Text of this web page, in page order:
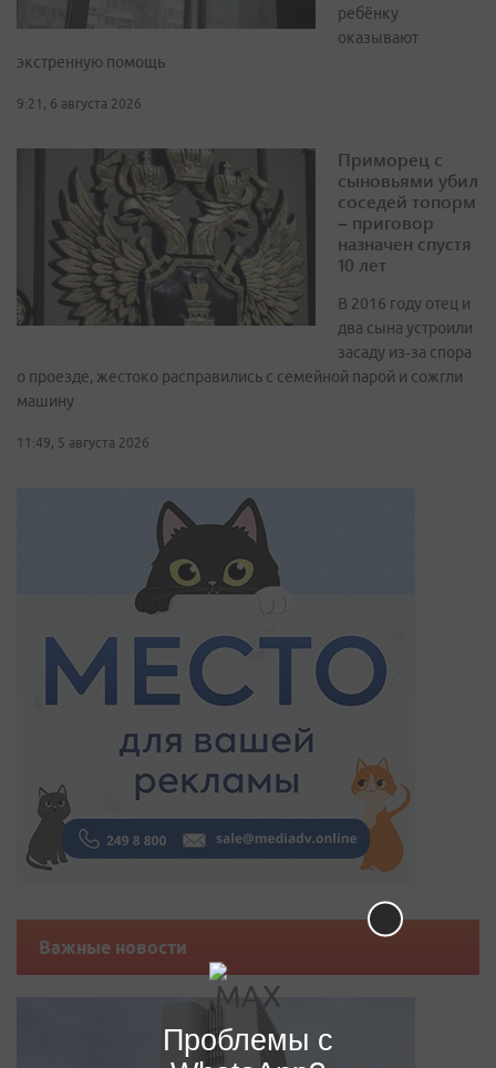
ребёнку
оказывают
экстренную помощь
9:21, 6 августа 2026
Приморец с
сыновьями убил
соседей топорм
– приговор
назначен спустя
10 лет
В 2016 году отец и
два сына устроили
засаду из‑за спора
о проезде, жестоко расправились с семейной парой и сожгли
машину
11:49, 5 августа 2026
Важные новости
Проблемы с